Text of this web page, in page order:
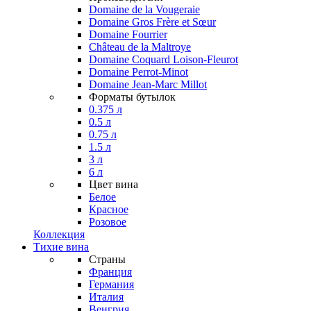
Domaine de la Vougeraie
Domaine Gros Frère et Sœur
Domaine Fourrier
Château de la Maltroye
Domaine Coquard Loison-Fleurot
Domaine Perrot-Minot
Domaine Jean-Marc Millot
Форматы бутылок
0.375 л
0.5 л
0.75 л
1.5 л
3 л
6 л
Цвет вина
Белое
Красное
Розовое
Коллекция
Тихие вина
Страны
Франция
Германия
Италия